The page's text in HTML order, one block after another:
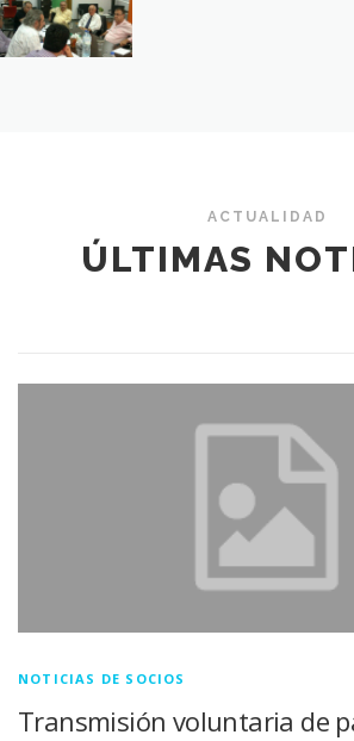
ACTUALIDAD
ÚLTIMAS
NOTICIAS DE SOCIOS
Transmisión voluntaria de